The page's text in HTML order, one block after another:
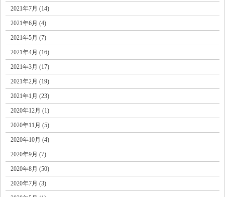
2021年7月 (14)
2021年6月 (4)
2021年5月 (7)
2021年4月 (16)
2021年3月 (17)
2021年2月 (19)
2021年1月 (23)
2020年12月 (1)
2020年11月 (5)
2020年10月 (4)
2020年9月 (7)
2020年8月 (50)
2020年7月 (3)